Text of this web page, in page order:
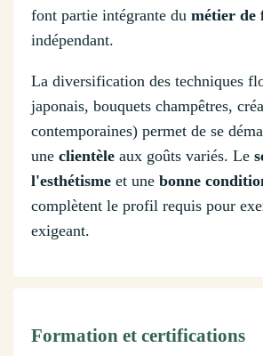
font partie intégrante du métier de
indépendant.
La diversification des techniques
japonais, bouquets champêtres,
contemporaines) permet de se
une clientèle aux goûts variés. Le
l'esthétisme et une bonne
complètent le profil requis pour
exigeant.
Formation et certifications